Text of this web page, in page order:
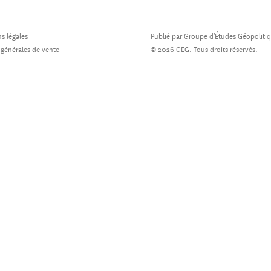
légales
de vente
Publié par Groupe d'Études
© 2026 GEG. Tous droits réservés.